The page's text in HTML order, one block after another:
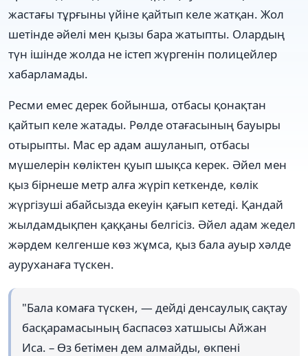
жастағы тұрғыны үйіне қайтып келе жатқан. Жол
шетінде әйелі мен қызы бара жатыпты. Олардың
түн ішінде жолда не істеп жүргенін полицейлер
хабарламады.
Ресми емес дерек бойынша, отбасы қонақтан
қайтып келе жатады. Рөлде отағасының бауыры
отырыпты. Мас ер адам ашуланып, отбасы
мүшелерін көліктен қуып шықса керек. Әйел мен
қыз бірнеше метр алға жүріп кеткенде, көлік
жүргізуші абайсызда екеуін қағып кетеді. Қандай
жылдамдықпен қаққаны белгісіз. Әйел адам жедел
жәрдем келгенше көз жұмса, қыз бала ауыр хәлде
ауруханаға түскен.
"Бала комаға түскен, — дейді денсаулық сақтау
басқарамасының баспасөз хатшысы Айжан
Иса. – Өз бетімен дем алмайды, өкпені